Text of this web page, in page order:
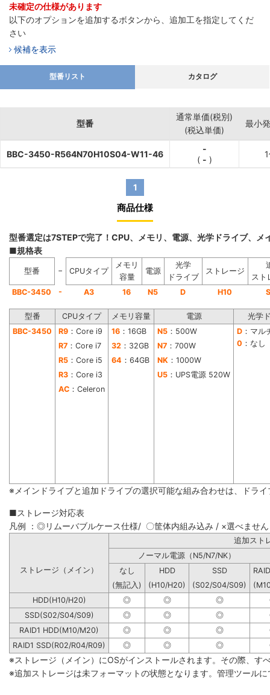
未確定の仕様があります
以下のオプションを追加するボタンから、追加工を指定してくだ
さい
候補を表示
型番リスト カタログ
型番
通常単価(税別)
(税込単価)
最小
BBC-3450-R564N70H10S04-W11-46
-
( - )
1
商品仕様
型番選定は7STEPで完了！CPU、メモリ、電源、光学ドライブ、
■規格表
型番 − CPUタイプ
メモリ
容量
電源
光学
ドライブ
ストレージ
スト
BBC-3450
- A3 16 N5 D H10
型番 CPUタイプ メモリ容量 電源
光学
BBC-3450
R9 ：Core i9 16 ：16GB N5 ：500W D ：マル
0 ：なし
R7 ：Core i7 32 ：32GB N7 ：700W
R5 ：Core i5 64 ：64GB NK ：1000W
R3 ：Core i3 U5 ：UPS電源 520W
AC ：Celeron
※メインドライブと追加ドライブの選択可能な組み合わせは、ドラ
■ストレージ対応表
凡例 ：◎リムーバブルケース仕様/ 〇筐体内組み込み / ×選べません
追
ノーマル電源（N5/N7/NK）
ストレージ（メイン）
なし HDD SSD
(無記入)
(H10/H20) (S02/S04/S09)
HDD(H10/H20)
◎ ◎ ◎
SSD(S02/S04/S09)
◎ ◎ ◎
RAID1 HDD(M10/M20)
◎ ◎ ◎
RAID1 SSD(R02/R04/R09)
◎ ◎ ◎
※ストレージ（メイン）にOSがインストールされます。その際、す
※追加ストレージは未フォーマットの状態となります。管理ツール